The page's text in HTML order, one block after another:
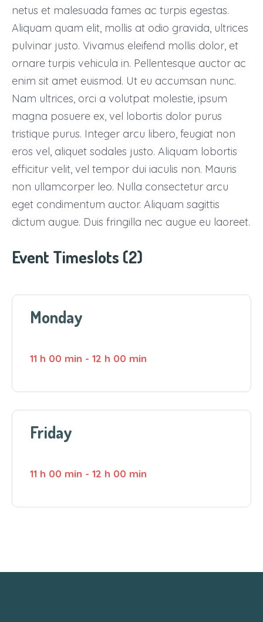
netus et malesuada fames ac turpis egestas.
Aliquam quam elit, mollis at odio gravida, ultrices
pulvinar justo. Vivamus eleifend mollis dolor, et
ornare turpis vehicula in. Pellentesque auctor ac
enim sit amet euismod. Ut eu accumsan nunc.
Nam ultrices, orci a volutpat molestie, ipsum
magna posuere ex, vel lobortis dolor purus
tristique purus. Integer arcu libero, feugiat non
eros vel, aliquet sodales justo. Aliquam lobortis
efficitur velit, vel tempor dui iaculis non. Mauris
non ullamcorper leo. Nulla consectetur arcu
eget condimentum auctor. Aliquam sagittis
dictum augue. Duis fringilla nec augue eu laoreet.
Event Timeslots (2)
Monday
11 h 00 min - 12 h 00 min
Friday
11 h 00 min - 12 h 00 min